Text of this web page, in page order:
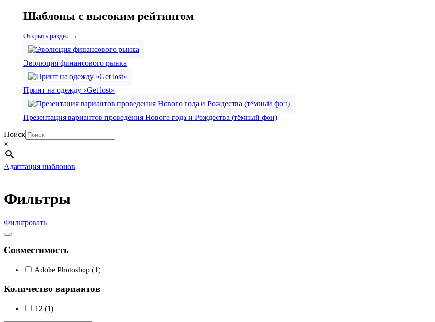
Шаблоны с высоким рейтингом
Открыть раздел →
Эволюция финансового рынка
Принт на одежду «Get lost»
Презентация вариантов проведения Нового года и Рождества (тёмный фон)
Поиск
×
Адаптация шаблонов
Фильтры
Фильтровать
Совместимость
Adobe Photoshop (1)
Количество вариантов
12 (1)